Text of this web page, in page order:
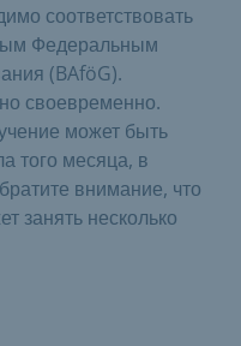
соответствовать
Федеральным
(BAföG).
своевременно.
может быть
того месяца, в
внимание, что
занять несколько